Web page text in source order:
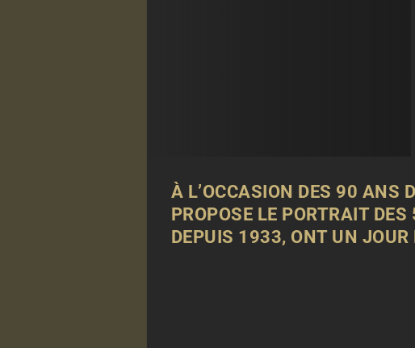
À L’OCCASION DES 90 ANS
PROPOSE LE PORTRAIT
DEPUIS 1933, ONT UN JOUR